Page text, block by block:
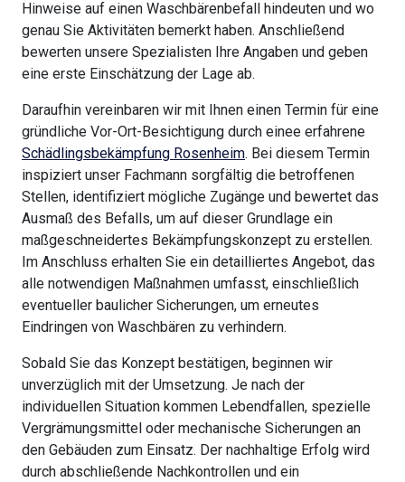
Hinweise auf einen Waschbärenbefall hindeuten und wo
genau Sie Aktivitäten bemerkt haben. Anschließend
bewerten unsere Spezialisten Ihre Angaben und geben
eine erste Einschätzung der Lage ab.
Daraufhin vereinbaren wir mit Ihnen einen Termin für eine
gründliche Vor-Ort-Besichtigung durch einee erfahrene
Schädlingsbekämpfung Rosenheim. Bei diesem Termin
inspiziert unser Fachmann sorgfältig die betroffenen
Stellen, identifiziert mögliche Zugänge und bewertet das
Ausmaß des Befalls, um auf dieser Grundlage ein
maßgeschneidertes Bekämpfungskonzept zu erstellen.
Im Anschluss erhalten Sie ein detailliertes Angebot, das
alle notwendigen Maßnahmen umfasst, einschließlich
eventueller baulicher Sicherungen, um erneutes
Eindringen von Waschbären zu verhindern.
Sobald Sie das Konzept bestätigen, beginnen wir
unverzüglich mit der Umsetzung. Je nach der
individuellen Situation kommen Lebendfallen, spezielle
Vergrämungsmittel oder mechanische Sicherungen an
den Gebäuden zum Einsatz. Der nachhaltige Erfolg wird
durch abschließende Nachkontrollen und ein